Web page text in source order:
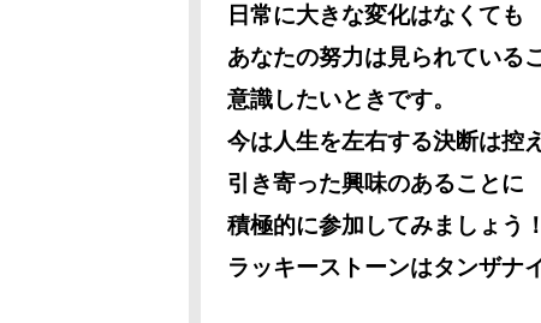
日常に大きな変化はなくても
あなたの努力は見られている
意識したいときです。
今は人生を左右する決断は控え
引き寄った興味のあることに
積極的に参加してみましょう！
ラッキーストーンはタンザナ